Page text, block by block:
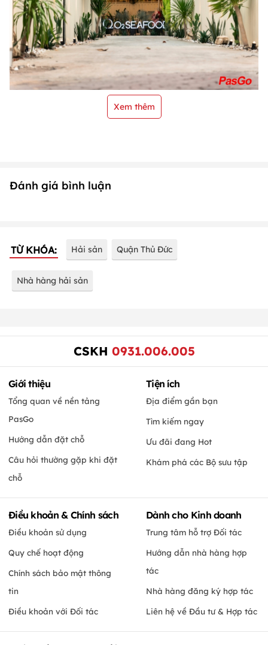
Xem thêm
Đánh giá bình luận
TỪ KHÓA: Hải sản Quận Thủ Đức
Nhà hàng hải sản
CSKH 0931.006.005
Giới thiệu
Tổng quan về nền tảng
PasGo
Hướng dẫn đặt chỗ
Câu hỏi thường gặp khi đặt
chỗ
Tiện ích
Địa điểm gần bạn
Tìm kiếm ngay
Ưu đãi đang Hot
Khám phá các Bộ sưu tập
Điều khoản & Chính sách
Điều khoản sử dụng
Quy chế hoạt động
Chính sách bảo mật thông
tin
Điều khoản với Đối tác
Dành cho Kinh doanh
Trung tâm hỗ trợ Đối tác
Hướng dẫn nhà hàng hợp
tác
Nhà hàng đăng ký hợp tác
Liên hệ về Đầu tư & Hợp tác